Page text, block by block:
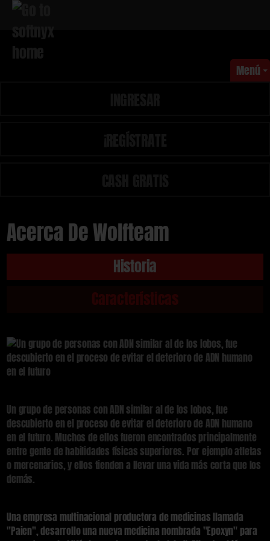
Menú
Acerca De Wolfteam
Historia
Características
Un grupo de personas con ADN similar al de los lobos, fue
descubierto en el proceso de evitar el deterioro de ADN humano
en el futuro. Muchos de ellos fueron encontrados principalmente
entre gente de habilidades físicas superiores. Por ejemplo atletas
o mercenarios, y ellos tienden a llevar una vida más corta que los
demás.
Una empresa multinacional productora de medicinas llamada
"Paien", desarrollo una nueva medicina nombrada "Epoxyn" para